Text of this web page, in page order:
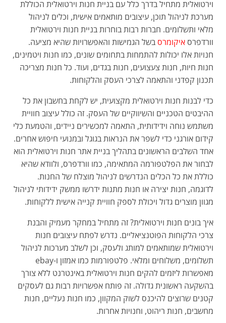
וירטואלית מתחיל בדרך כלל עם בניית חנות וירטואלית הכוללת
מערכת לניהול תוכן, עיצובים מותאמים אישית, וכלים לניהול
מלאי ותשלומים. חברות רבות בוחרות בניית חנות וירטואלית
וורדפרס איקומרסבשל הגמישות והאפשרויות שהיא מציעה.
חנויות אלו יכולות להתמחות בתחומים שונים, כמו חנות ויטמינים,
חנות חיות, חנות צעצועים, חנות בגדים, ועוד. כל חנות מצריכה
תכנון קפדני והתאמה לצרכי העסק והלקוחות.
כדי לבנות חנות וירטואלית מקצועית, יש לקחת בחשבון את כל
ההיבטים הטכניים והשיווקיים של העסק. זה כולל עיצוב חוויית
משתמש נוחה וידידותית, התאמה למכשירים ניידים, והטמעת כלי
קידום אורגני כדי לשפר את הנראות בגוגל ובמנועי חיפוש אחרים.
אחד השלבים הראשונים בתהליך בניית אתר חנות וירטואלית הוא
לבחור את הפלטפורמה המתאימה, כמו וורדפרס, ולוודא שהיא
כוללת את כל הכלים הנדרשים לניהול מוצלח של החנות.
לדוגמה, חנות יצירה או חנות מתנות ידרשו ממשק ידידותי לניהול
מגוון מוצרים גדול ויכולת לספק חוויית קנייה אישית ללקוחות.
איך בונים חנות וירטואלית? זה מתחיל במחקר מעמיק והבנת
צרכי הלקוחות הפוטנציאליים. נדרש לפתח עיצובים חנות
וירטואלית שמותאמים למותג ולעסק, וכן לשלב מערכות לניהול
תשלומים, משלוחים ומלאי. פלטפורמות כמו אמזון ו-ebay
מאפשרות ליזמים להקים חנות וירטואלית באינטרנט ללא צורך
בהשקעה ראשונית גדולה. זה פותח אפשרויות רבות גם לעסקים
קטנים שרוצים להיכנס לשוק המקוון, כמו חנות נעליים, חנות
מחשבים, חנות ריהוט, וחנויות אחרות.